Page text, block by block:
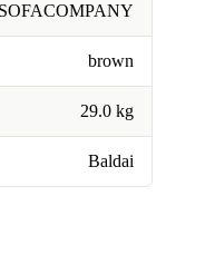
SOFACOMPANY
brown
29.0 kg
Baldai